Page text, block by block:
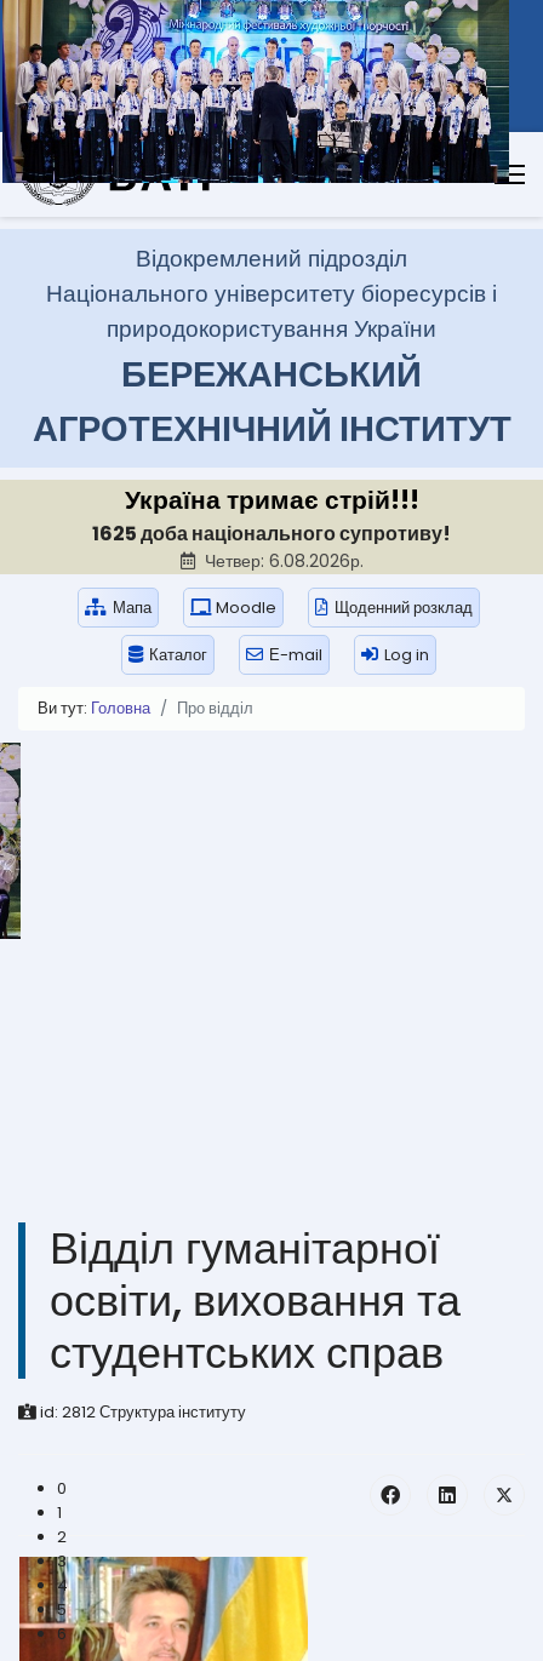
(03548) 2-11-59
vp_bati@ukr.net
Пн - Пт 8:00 - 17:00
Пошук Пошук
.
Відокремлений підрозділ
Національного університету біоресурсів і
природокористування України
БЕРЕЖАНСЬКИЙ
АГРОТЕХНІЧНИЙ ІНСТИТУТ
Україна тримає стрій!!!
1625 доба національного супротиву!
Четвер: 6.08.2026р.
Мапа Moodle Щоденний розклад
Каталог Е-mail Log in
Ви тут: Головна Про відділ
Студентський аматорський хор
0
1
2
3
4
5
6
Відділ гуманітарної
освіти, виховання та
студентських справ
id: 2812Структура інституту